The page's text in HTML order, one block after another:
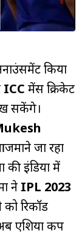
किया
ICC मेंस क्रिकेट
सकेंगे।
जा रहा
की इंडिया में
ने IPL 2023
रिकॉर्ड
एशिया कप